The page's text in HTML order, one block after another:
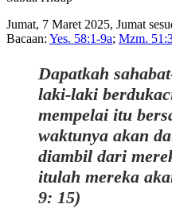
Jumat, 7 Maret 2025, Jumat
Bacaan: Yes. 58:1-9a; Mzm.
Dapatkah
laki-laki
mempelai itu
waktunya akan
diambil dari
itulah mereka
9: 15)